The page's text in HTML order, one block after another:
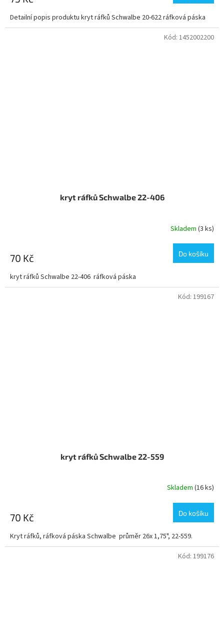
Detailní popis produktu kryt ráfků Schwalbe 20-622 ráfková páska
kryt ráfků Schwalbe 22-406
Skladem (3 ks)
70 Kč Do košíku
kryt ráfků Schwalbe 22-406 ráfková páska
Kód: 1452002200
kryt ráfků Schwalbe 22-559
Skladem (16 ks)
70 Kč Do košíku
Kryt ráfků, ráfková páska Schwalbe průměr 26x 1,75", 22-559.
Kód: 199167
Kód: 199176